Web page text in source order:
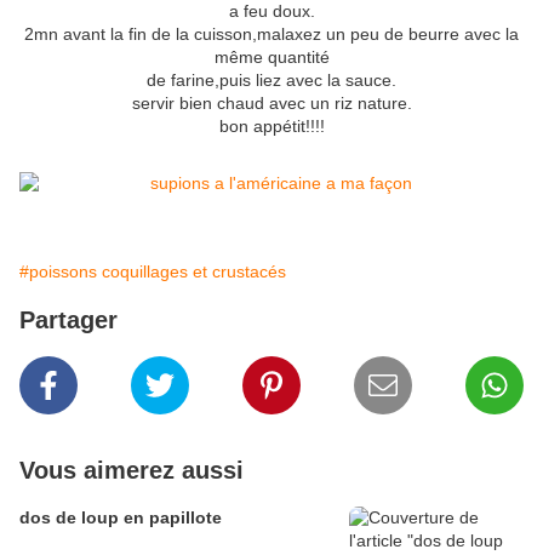
a feu doux.
2mn avant la fin de la cuisson,malaxez un peu de beurre avec la
même quantité
de farine,puis liez avec la sauce.
servir bien chaud avec un riz nature.
bon appétit!!!!
#poissons coquillages et crustacés
Partager
Vous aimerez aussi
dos de loup en papillote